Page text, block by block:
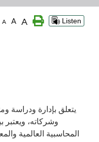
A A A Listen
المحاسبية العالمية